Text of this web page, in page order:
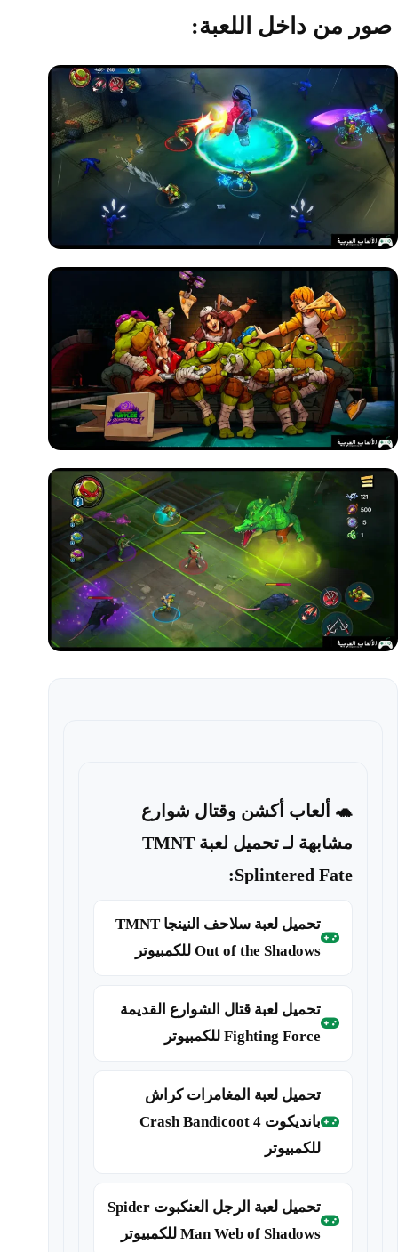
صور من داخل اللعبة:
🐢 ألعاب أكشن وقتال شوارع
مشابهة لـ تحميل لعبة TMNT
Splintered Fate:
تحميل لعبة سلاحف النينجا TMNT
Out of the Shadows للكمبيوتر
تحميل لعبة قتال الشوارع القديمة
Fighting Force للكمبيوتر
تحميل لعبة المغامرات كراش
بانديكوت Crash Bandicoot 4
للكمبيوتر
تحميل لعبة الرجل العنكبوت Spider
Man Web of Shadows للكمبيوتر